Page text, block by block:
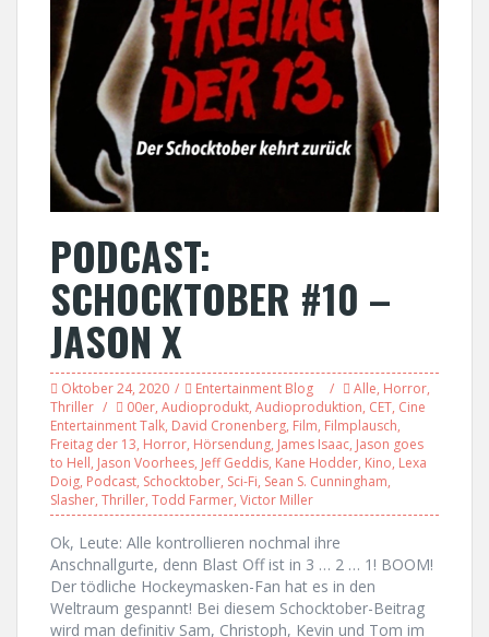
PODCAST:
SCHOCKTOBER #10 –
JASON X
Oktober 24, 2020 Entertainment Blog Alle, Horror,
Thriller
00er, Audioprodukt, Audioproduktion, CET, Cine
Entertainment Talk, David Cronenberg, Film, Filmplausch,
Freitag der 13, Horror, Hörsendung, James Isaac, Jason goes
to Hell, Jason Voorhees, Jeff Geddis, Kane Hodder, Kino, Lexa
Doig, Podcast, Schocktober, Sci-Fi, Sean S. Cunningham,
Slasher, Thriller, Todd Farmer, Victor Miller
Ok, Leute: Alle kontrollieren nochmal ihre
Anschnallgurte, denn Blast Off ist in 3 … 2 … 1! BOOM!
Der tödliche Hockeymasken-Fan hat es in den
Weltraum gespannt! Bei diesem Schocktober-Beitrag
wird man definitiv Sam, Christoph, Kevin und Tom im